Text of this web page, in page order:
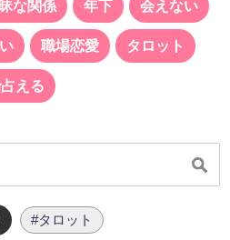
な関係 年下 会えない
職場恋愛 タロット
える
#タロット